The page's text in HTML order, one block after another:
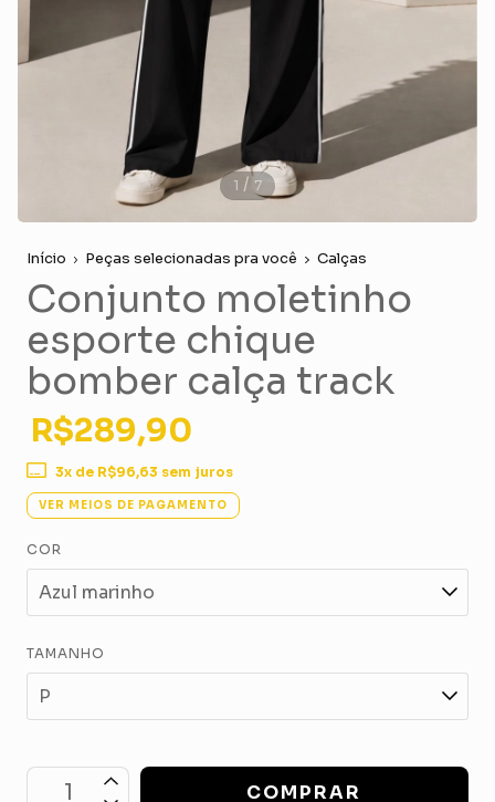
1 /7
Início Peças selecionadas pra você Calças
Conjunto moletinho
esporte chique
bomber calça track
R$289,90
3x de R$96,63 sem juros
VER MEIOS DE PAGAMENTO
COR
TAMANHO